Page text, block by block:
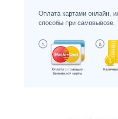
Оплата картами онлайн,
способы при самовывозе.